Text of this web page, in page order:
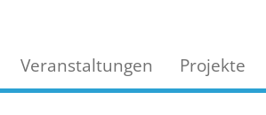
Veranstaltungen Projekte